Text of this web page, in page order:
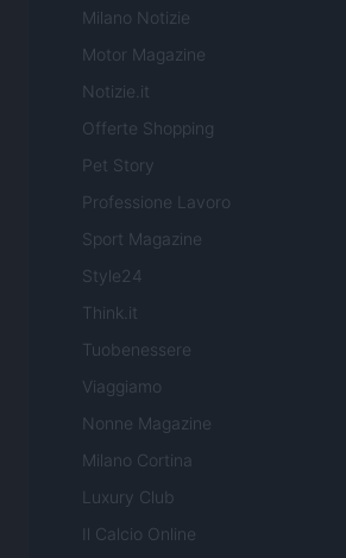
Milano Notizie
Motor Magazine
Notizie.it
Offerte Shopping
Pet Story
Professione Lavoro
Sport Magazine
Style24
Think.it
Tuobenessere
Viaggiamo
Nonne Magazine
Milano Cortina
Luxury Club
Il Calcio Online